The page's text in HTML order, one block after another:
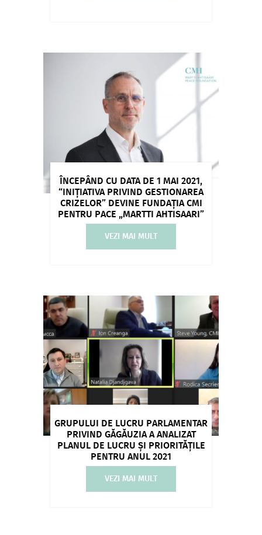
ÎNCEPÂND CU DATA DE 1 MAI 2021,
“INIȚIATIVA PRIVIND GESTIONAREA
CRIZELOR” DEVINE FUNDAȚIA CMI
PENTRU PACE „MARTTI AHTISAARI”
VEZI MAI MULT
GRUPULUI DE LUCRU PARLAMENTAR
PRIVIND GĂGĂUZIA A ANALIZAT
PLANUL DE LUCRU ȘI PRIORITĂȚILE
PENTRU ANUL 2021
VEZI MAI MULT